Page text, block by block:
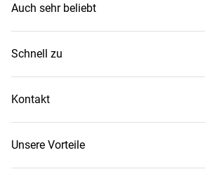
Auch sehr beliebt
Schnell zu
Kontakt
Unsere Vorteile